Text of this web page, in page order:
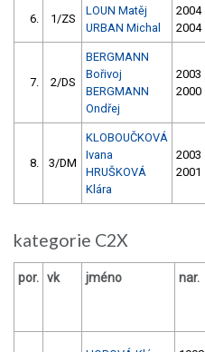
6. 1/ZS
LOUN Matěj
URBAN Michal
2004
2004
7. 2/DS
BERGMANN
Bořivoj
BERGMANN
Ondřej
2003
2000
8. 3/DM
KLOBOUČKOVÁ
Ivana
HRUŠKOVÁ
Klára
2003
2001
kategorie C2X
por. vk jméno nar.